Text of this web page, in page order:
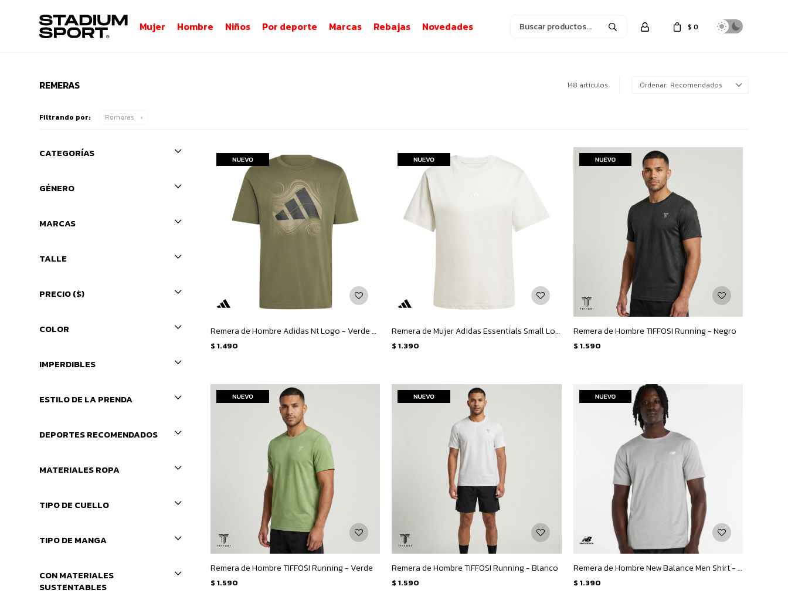
Mujer Hombre Niños Por deporte Marcas Rebajas Novedades $ 0
REMERAS 148 artículos Recomendados
Filtrando por: Remeras
Remera de Hombre Adidas Nt Logo - Verde Oliva
$ 1.490
Remera de Mujer Adidas Essentials Small Logo - Beige
$ 1.390
Remera de Hombre TIFFOSI Running - Negro
$ 1.590
Remera de Hombre TIFFOSI Running - Verde
$ 1.590
Remera de Hombre TIFFOSI Running - Blanco
$ 1.590
Remera de Hombre New Balance Men Shirt - Gris
$ 1.390
CATEGORÍAS
GÉNERO
MARCAS
TALLE
PRECIO($)
COLOR
IMPERDIBLES
ESTILO DE LA PRENDA
DEPORTES RECOMENDADOS
MATERIALES ROPA
TIPO DE CUELLO
TIPO DE MANGA
CON MATERIALES
SUSTENTABLES